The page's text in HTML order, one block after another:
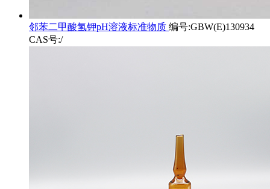
邻苯二甲酸氢钾pH溶液标准物质 编号:GBW(E)130934
CAS号:/